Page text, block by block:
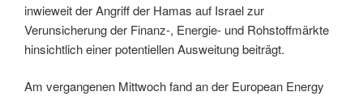
inwieweit der Angriff der Hamas auf Israel zur
Verunsicherung der Finanz-, Energie- und Rohstoffmärkte
hinsichtlich einer potentiellen Ausweitung beiträgt.
Am vergangenen Mittwoch fand an der European Energy